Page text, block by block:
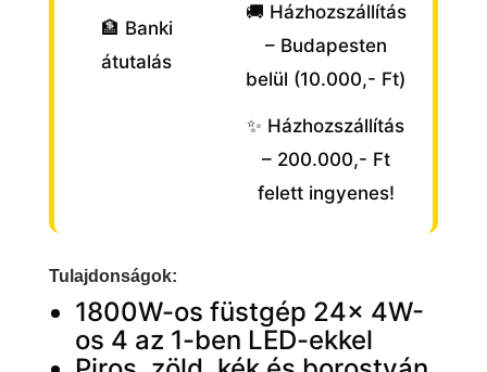
🏦 Banki
átutalás
🚚 Házhozszállítás
– Budapesten
belül (10.000,- Ft)
✨ Házhozszállítás
– 200.000,- Ft
felett ingyenes!
Tulajdonságok:
1800W-os füstgép 24x 4W-
os 4 az 1-ben LED-ekkel